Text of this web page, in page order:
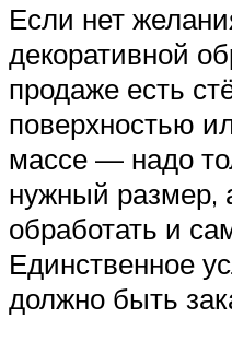
Если нет
декоративной
продаже есть
поверхностью
массе — надо
нужный размер,
обработать и
Единственное
должно быть